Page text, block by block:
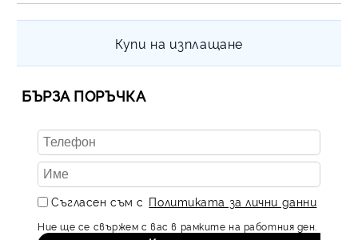
Купи на изплащане
БЪРЗА ПОРЪЧКА
Съгласен съм с Политиката за лични данни
Ние ще се свържем с вас в рамките на работния ден.